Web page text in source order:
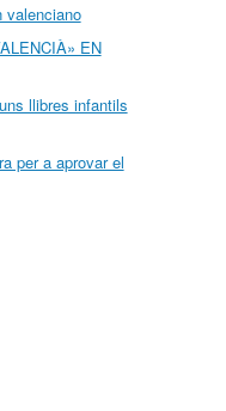
valenciano
EN
llibres infantils
per a aprovar el